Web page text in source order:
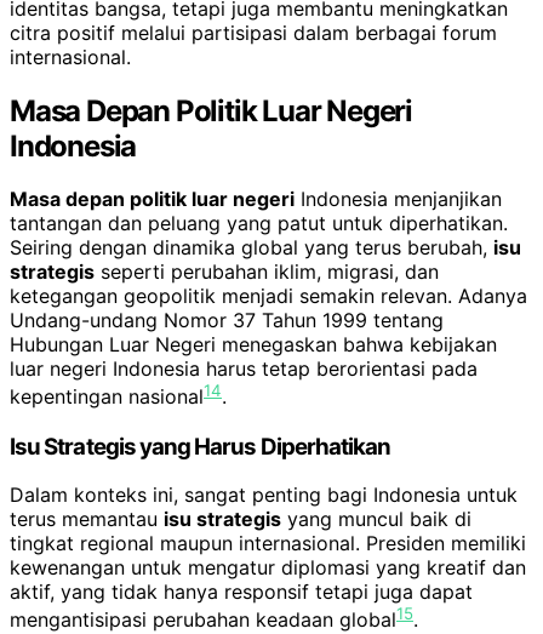
identitas bangsa, tetapi juga membantu meningkatkan
citra positif melalui partisipasi dalam berbagai forum
internasional.
Masa Depan Politik Luar Negeri
Indonesia
Masa depan politik luar negeri Indonesia menjanjikan
tantangan dan peluang yang patut untuk diperhatikan.
Seiring dengan dinamika global yang terus berubah, isu
strategis seperti perubahan iklim, migrasi, dan
ketegangan geopolitik menjadi semakin relevan. Adanya
Undang-undang Nomor 37 Tahun 1999 tentang
Hubungan Luar Negeri menegaskan bahwa kebijakan
luar negeri Indonesia harus tetap berorientasi pada
kepentingan nasional14.
Isu Strategis yang Harus Diperhatikan
Dalam konteks ini, sangat penting bagi Indonesia untuk
terus memantau isu strategis yang muncul baik di
tingkat regional maupun internasional. Presiden memiliki
kewenangan untuk mengatur diplomasi yang kreatif dan
aktif, yang tidak hanya responsif tetapi juga dapat
mengantisipasi perubahan keadaan global15.